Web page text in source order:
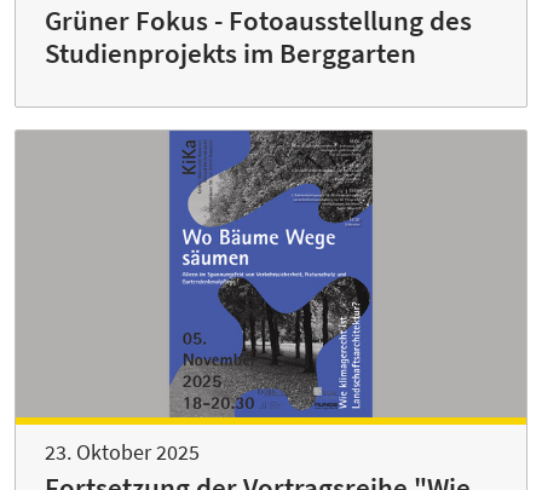
Grüner Fokus - Fotoausstellung des
Studienprojekts im Berggarten
23. Oktober 2025